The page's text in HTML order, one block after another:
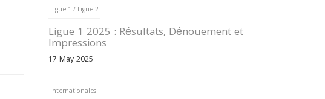
Ligue 1 / Ligue 2
Ligue 1 2025 : Résultats, Dénouement et
Impressions
17 May 2025
Internationales